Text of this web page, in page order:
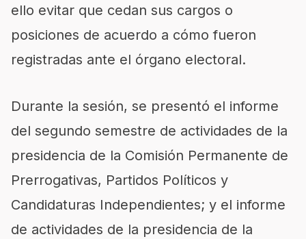
ello evitar que cedan sus cargos o
posiciones de acuerdo a cómo fueron
registradas ante el órgano electoral.
Durante la sesión, se presentó el informe
del segundo semestre de actividades de la
presidencia de la Comisión Permanente de
Prerrogativas, Partidos Políticos y
Candidaturas Independientes; y el informe
de actividades de la presidencia de la